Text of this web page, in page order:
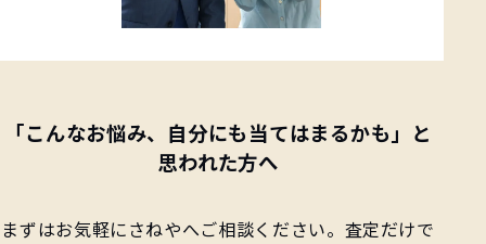
「こんなお悩み、自分にも当てはまるかも」と
思われた方へ
まずはお気軽にさねやへご相談ください。査定だけで